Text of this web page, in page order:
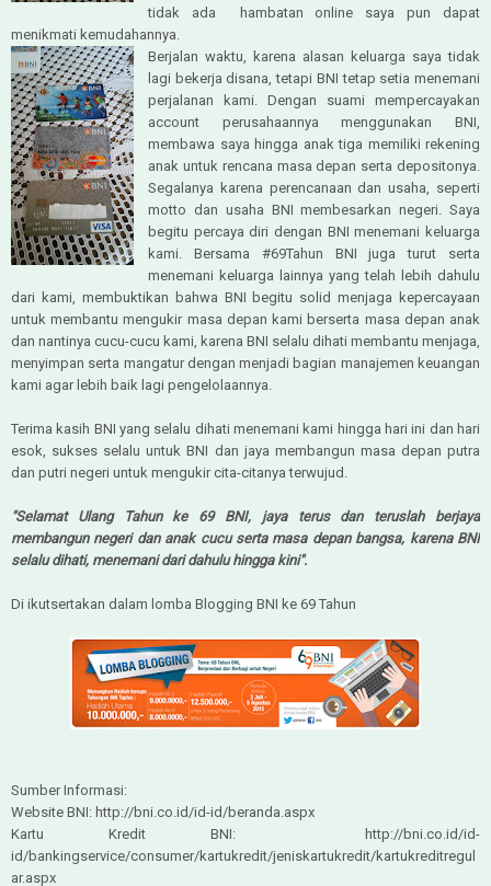
tidak ada hambatan online saya pun dapat
menikmati kemudahannya.
Berjalan waktu, karena alasan keluarga saya tidak
lagi bekerja disana, tetapi BNI tetap setia menemani
perjalanan kami. Dengan suami mempercayakan
account perusahaannya menggunakan BNI,
membawa saya hingga anak tiga memiliki rekening
anak untuk rencana masa depan serta depositonya.
Segalanya karena perencanaan dan usaha, seperti
motto dan usaha BNI membesarkan negeri. Saya
begitu percaya diri dengan BNI menemani keluarga
kami. Bersama #69Tahun BNI juga turut serta
menemani keluarga lainnya yang telah lebih dahulu
dari kami, membuktikan bahwa BNI begitu solid menjaga kepercayaan
untuk membantu mengukir masa depan kami berserta masa depan anak
dan nantinya cucu-cucu kami, karena BNI selalu dihati membantu menjaga,
menyimpan serta mangatur dengan menjadi bagian manajemen keuangan
kami agar lebih baik lagi pengelolaannya.
Terima kasih BNI yang selalu dihati menemani kami hingga hari ini dan hari
esok, sukses selalu untuk BNI dan jaya membangun masa depan putra
dan putri negeri untuk mengukir cita-citanya terwujud.
"Selamat Ulang Tahun ke 69 BNI, jaya terus dan teruslah berjaya
membangun negeri dan anak cucu serta masa depan bangsa, karena BNI
selalu dihati, menemani dari dahulu hingga kini".
Di ikutsertakan dalam lomba Blogging BNI ke 69 Tahun
Sumber Informasi:
Website BNI: http://bni.co.id/id-id/beranda.aspx
Kartu Kredit BNI: http://bni.co.id/id-
id/bankingservice/consumer/kartukredit/jeniskartukredit/kartukreditregul
ar.aspx